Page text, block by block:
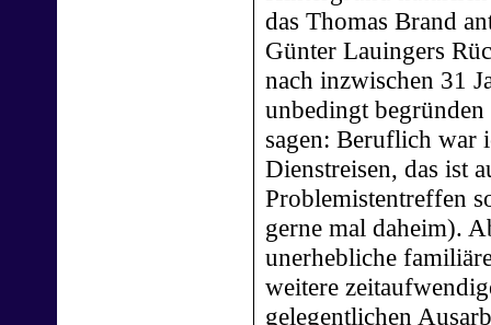
das Thomas Brand
Günter Lauingers
nach inzwischen 31
unbedingt
sagen: Beruflich war
Dienstreisen, das ist
Problemistentreffen
gerne mal daheim).
unerhebliche
weitere
gelegentlichen